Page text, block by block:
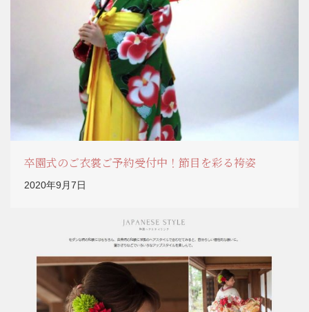
卒園式のご衣裳ご予約受付中！節目を彩る袴姿
2020年9月7日